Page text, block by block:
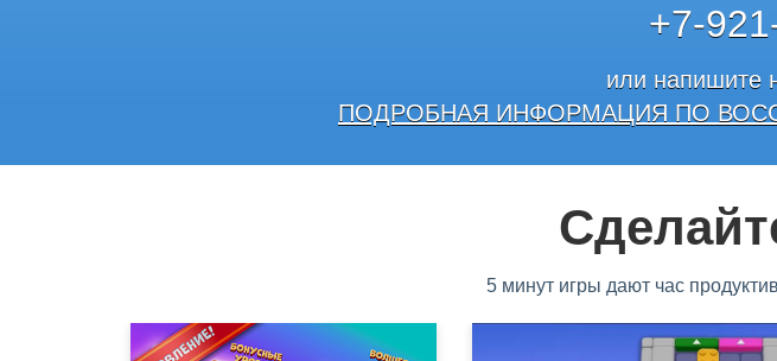
+7-
или напишите
ПОДРОБНАЯ ИНФОРМАЦИЯ ПО
5 минут игры дают час